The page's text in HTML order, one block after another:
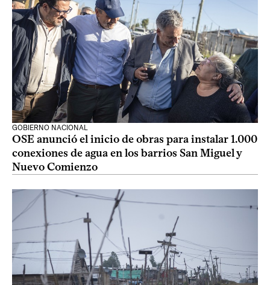
GOBIERNO NACIONAL
OSE anunció el inicio de obras para instalar 1.000
conexiones de agua en los barrios San Miguel y
Nuevo Comienzo